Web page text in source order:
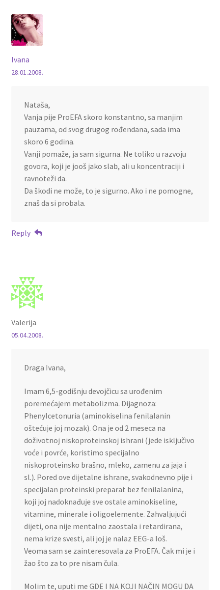
Ivana
28.01.2008.
Nataša,
Vanja pije ProEFA skoro konstantno, sa manjim
pauzama, od svog drugog rođendana, sada ima
skoro 6 godina.
Vanji pomaže, ja sam sigurna. Ne toliko u razvoju
govora, koji je jooš jako slab, ali u koncentraciji i
ravnoteži da.
Da škodi ne može, to je sigurno. Ako i ne pomogne,
znaš da si probala.
Reply
Valerija
05.04.2008.
Draga Ivana,
Imam 6,5-godišnju devojčicu sa urođenim
poremećajem metabolizma. Dijagnoza:
Phenylcetonuria (aminokiselina fenilalanin
oštećuje joj mozak). Ona je od 2 meseca na
doživotnoj niskoproteinskoj ishrani (jede isključivo
voće i povrće, koristimo specijalno
niskoproteinsko brašno, mleko, zamenu za jaja i
sl.). Pored ove dijetalne ishrane, svakodnevno pije i
specijalan proteinski preparat bez fenilalanina,
koji joj nadoknađuje sve ostale aminokiseline,
vitamine, minerale i oligoelemente. Zahvaljujući
dijeti, ona nije mentalno zaostala i retardirana,
nema krize svesti, ali joj je nalaz EEG-a loš.
Veoma sam se zainteresovala za ProEFA. Čak mi je i
žao što za to pre nisam čula.
Molim te, uputi me GDE I NA KOJI NAČIN MOGU DA